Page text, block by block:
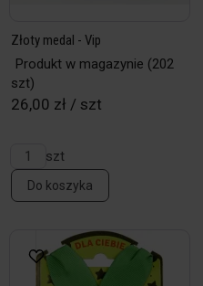
Złoty medal - Vip
Produkt w magazynie (202
szt)
26,00 zł / szt
szt
Do koszyka